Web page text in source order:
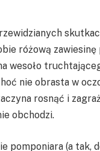
różową zawiesinę
wesoło
nie obrasta w
rosnąć i
obchodzi.
pomponiara (a tak,